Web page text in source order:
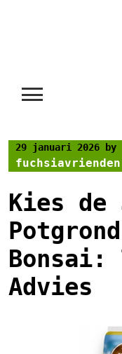
29 januari 2026 by
fuchsiavrienden
Kies de
Bonsai:
Advies